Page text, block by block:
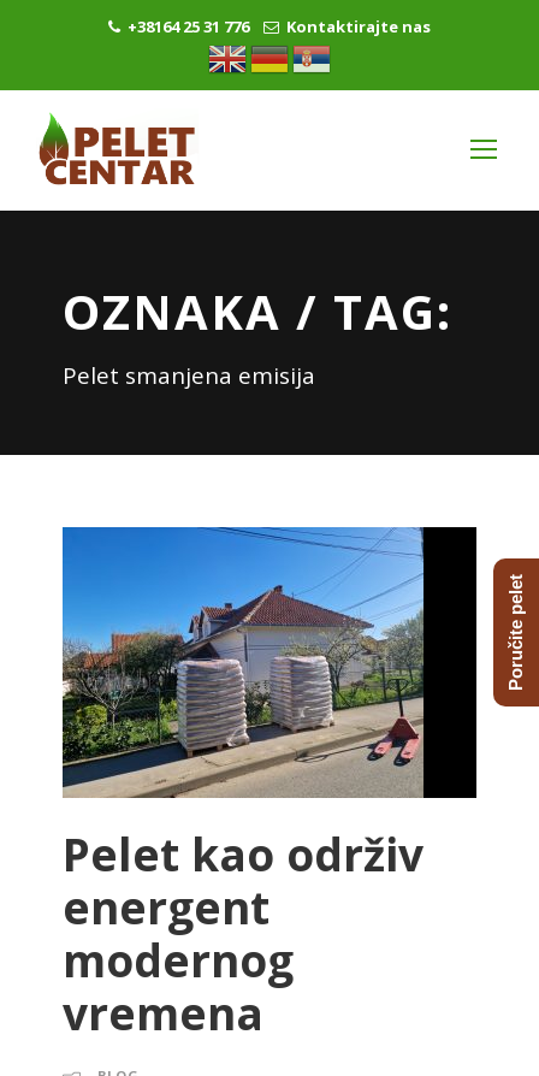
+38164 25 31 776 Kontaktirajte nas
OZNAKA / TAG:
Pelet smanjena emisija
Pelet kao održiv
energent
modernog
vremena
Poručite pelet